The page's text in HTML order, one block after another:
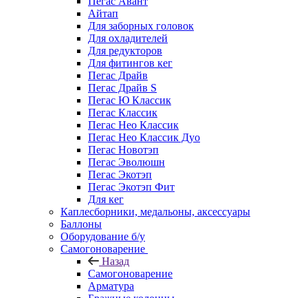
Айтап
Для заборных головок
Для охладителей
Для редукторов
Для фитингов кег
Пегас Драйв
Пегас Драйв S
Пегас Ю Классик
Пегас Классик
Пегас Нео Классик
Пегас Нео Классик Дуо
Пегас Новотэп
Пегас Эволюшн
Пегас Экотэп
Пегас Экотэп Фит
Для кег
Каплесборники, медальоны, аксессуары
Баллоны
Оборудование б/у
Самогоноварение
Назад
Самогоноварение
Арматура